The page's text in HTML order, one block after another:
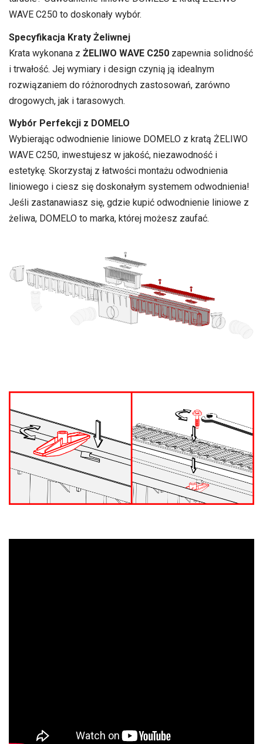
WAVE C250 to doskonały wybór.
Specyfikacja Kraty Żeliwnej
Krata wykonana z ŻELIWO WAVE C250 zapewnia solidność
i trwałość. Jej wymiary i design czynią ją idealnym
rozwiązaniem do różnorodnych zastosowań, zarówno
drogowych, jak i tarasowych.
Wybór Perfekcji z DOMELO
Wybierając odwodnienie liniowe DOMELO z kratą ŻELIWO
WAVE C250, inwestujesz w jakość, niezawodność i
estetykę. Skorzystaj z łatwości montażu odwodnienia
liniowego i ciesz się doskonałym systemem odwodnienia!
Jeśli zastanawiasz się, gdzie kupić odwodnienie liniowe z
żeliwa, DOMELO to marka, której możesz zaufać.